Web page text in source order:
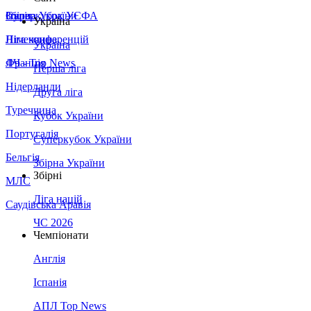
Збірна України
Італія
Німеччина
Франція
Нідерланди
Туреччина
Португалія
Бельгія
МЛС
Саудівська Аравія
Суперкубок УЄФА
Ліга конференцій
ЛЧ - Top News
Україна
Україна
Перша ліга
Друга ліга
Кубок України
Суперкубок України
Збірна України
Збірні
Ліга націй
ЧС 2026
Чемпіонати
Англія
Іспанія
АПЛ Top News